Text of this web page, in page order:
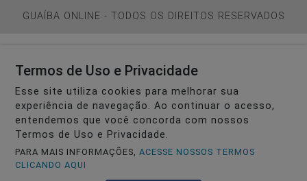
GUAÍBA ONLINE - TODOS OS DIREITOS RESERVADOS
Termos de Uso e Privacidade
Esse site utiliza cookies para melhorar sua
experiência de navegação. Ao continuar o acesso,
entendemos que você concorda com nossos
Termos de Uso e Privacidade.
PARA MAIS INFORMAÇÕES,ACESSE NOSSOS TERMOS
CLICANDO AQUI